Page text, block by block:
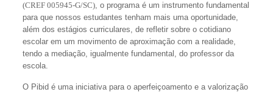
(CREF 005945-G/SC), o programa é um instrumento fundamental
para que nossos estudantes tenham mais uma oportunidade,
além dos estágios curriculares, de refletir sobre o cotidiano
escolar em um movimento de aproximação com a realidade,
tendo a mediação, igualmente fundamental, do professor da
escola.
O Pibid é uma iniciativa para o aperfeiçoamento e a valorização